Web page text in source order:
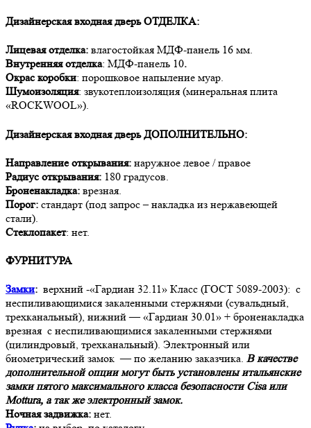
Дизайнерская входная дверь ОТДЕЛКА:
Лицевая отделка: влагостойкая МДФ-панель 16 мм.
Внутренняя отделка: МДФ-панель 10.
Окрас коробки: порошковое напыление муар.
Шумоизоляция: звукотеплоизоляция (минеральная плита
«ROCKWOOL»).
Дизайнерская входная дверь ДОПОЛНИТЕЛЬНО:
Направление открывания: наружное левое / правое
Радиус открывания: 180 градусов.
Броненакладка: врезная.
Порог: стандарт (под запрос – накладка из нержавеющей
стали).
Стеклопакет: нет.
ФУРНИТУРА
Замки: верхний -«Гардиан 32.11» Класс (ГОСТ 5089-2003): с
неспиливающимися закаленными стержнями (сувальдный,
трехканальный), нижний — «Гардиан 30.01» + броненакладка
врезная с неспиливающимися закаленными стержнями
(цилиндровый, трехканальный). Электронный или
биометрический замок — по желанию заказчика. В качестве
дополнительной опции могут быть установлены итальянские
замки пятого максимального класса безопасности Cisa или
Mottura, а так же электронный замок.
Ночная задвижка: нет.